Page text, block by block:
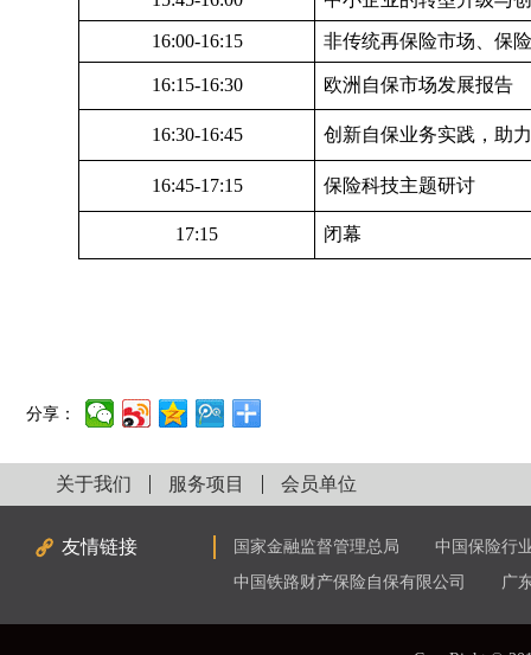
16:00-16:15 非传统再保险市场、保
16:15-16:30 欧洲自保市场发展报告
16:30-16:45 创新自保业务实践，助
16:45-17:15 保险科技主题研讨
17:15 闭幕
分享：
关于我们 服务项目 会员单位
友情链接 国家金融监督管理总局
中国保险行
中国铁路财产保险自保有限公司
广